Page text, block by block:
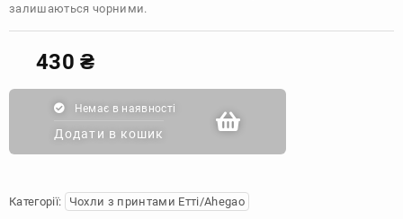
залишаються чорними.
430₴
Немає в наявності
Додати в кошик
Категорії: Чохли з принтами Етті/Ahegao